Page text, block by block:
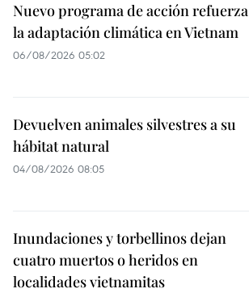
Nuevo programa de acción refuerza
la adaptación climática en Vietnam
06/08/2026 05:02
Devuelven animales silvestres a su
hábitat natural
04/08/2026 08:05
Inundaciones y torbellinos dejan
cuatro muertos o heridos en
localidades vietnamitas